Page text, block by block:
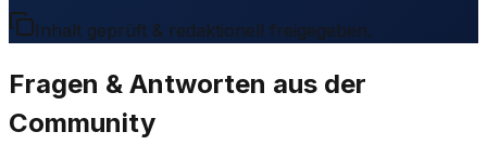
Inhalt geprüft & redaktionell freigegeben.
Fragen & Antworten aus der
Community